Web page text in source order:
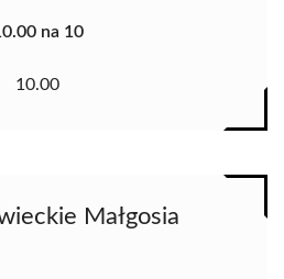
na 10
10.00
Małgosia